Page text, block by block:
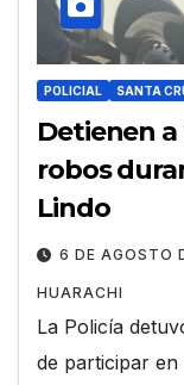
POLICIAL SANTA
Detienen a
robos
Lindo
6 DE AGOSTO
HUARACHI
La Policía
de participar